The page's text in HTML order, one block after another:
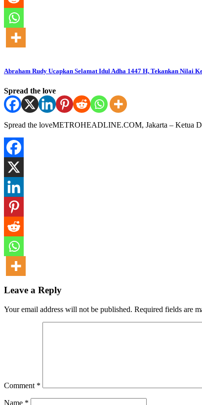
Abraham Rudy Ucapkan Selamat Idul Adha 1447 H, Tekankan Nilai
Spread the love
Spread the loveMETROHEADLINE.COM, Jakarta – Ketua
Leave a Reply
Your email address will not be published. Required fields are
Comment *
Name *